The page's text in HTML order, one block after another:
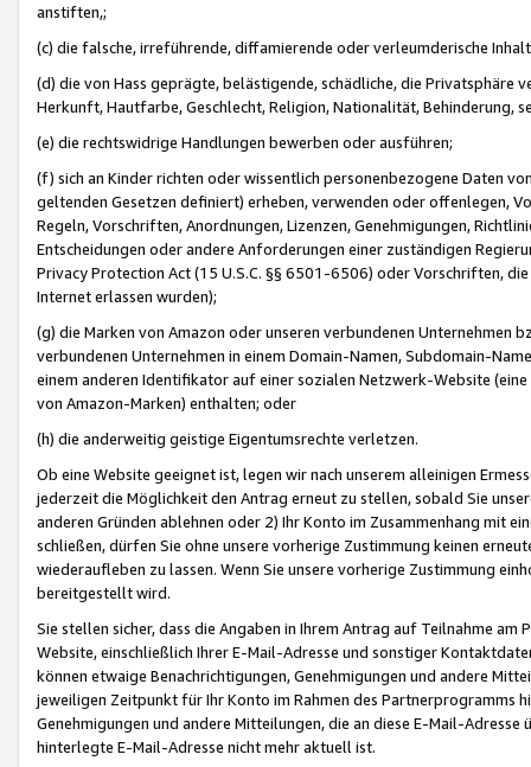
anstiften,;
(c) die falsche, irreführende, diffamierende oder verleumderische
(d) die von Hass geprägte, belästigende, schädliche, die Privatsphäre
Herkunft, Hautfarbe, Geschlecht, Religion, Nationalität, Behinderung,
(e) die rechtswidrige Handlungen bewerben oder ausführen;
(f) sich an Kinder richten oder wissentlich personenbezogene Daten
geltenden Gesetzen definiert) erheben, verwenden oder offenlegen,
Regeln, Vorschriften, Anordnungen, Lizenzen, Genehmigungen,
Entscheidungen oder andere Anforderungen einer zuständigen
Privacy Protection Act (15 U.S.C. §§ 6501-6506) oder Vorschriften,
Internet erlassen wurden);
(g) die Marken von Amazon oder unseren verbundenen Unternehmen
verbundenen Unternehmen in einem Domain-Namen, Subdomain-
einem anderen Identifikator auf einer sozialen Netzwerk-Website
von Amazon-Marken) enthalten; oder
(h) die anderweitig geistige Eigentumsrechte verletzen.
Ob eine Website geeignet ist, legen wir nach unserem alleinigen
jederzeit die Möglichkeit den Antrag erneut zu stellen, sobald Sie
anderen Gründen ablehnen oder 2) Ihr Konto im Zusammenhang mit
schließen, dürfen Sie ohne unsere vorherige Zustimmung keinen
wiederaufleben zu lassen. Wenn Sie unsere vorherige Zustimmung
bereitgestellt wird.
Sie stellen sicher, dass die Angaben in Ihrem Antrag auf Teilnahme
Website, einschließlich Ihrer E-Mail-Adresse und sonstiger
können etwaige Benachrichtigungen, Genehmigungen und andere
jeweiligen Zeitpunkt für Ihr Konto im Rahmen des Partnerprogramms
Genehmigungen und andere Mitteilungen, die an diese E-Mail-
hinterlegte E-Mail-Adresse nicht mehr aktuell ist.